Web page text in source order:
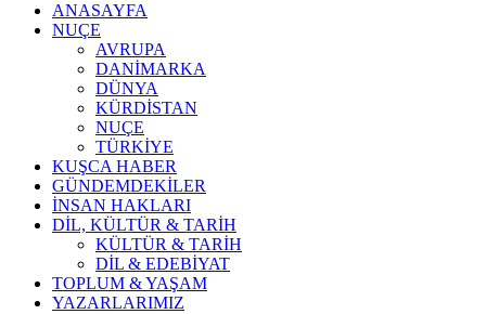
ANASAYFA
NUÇE
AVRUPA
DANİMARKA
DÜNYA
KÜRDİSTAN
NUÇE
TÜRKİYE
KUŞCA HABER
GÜNDEMDEKİLER
İNSAN HAKLARI
DİL, KÜLTÜR & TARİH
KÜLTÜR & TARİH
DİL & EDEBİYAT
TOPLUM & YAŞAM
YAZARLARIMIZ